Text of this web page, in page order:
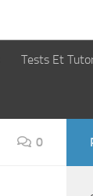
Tests Et
0